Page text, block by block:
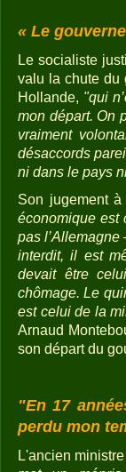
« Le
Le socialiste
valu la chute du
Hollande, "qui
mon départ. On
vraiment
désaccords
ni dans le pays
Son jugement
économique est
pas l’Allemagne
interdit, il est
devait être
chômage. Le
est celui de la
Arnaud
son départ du
"En 17
perdu mon
L'ancien